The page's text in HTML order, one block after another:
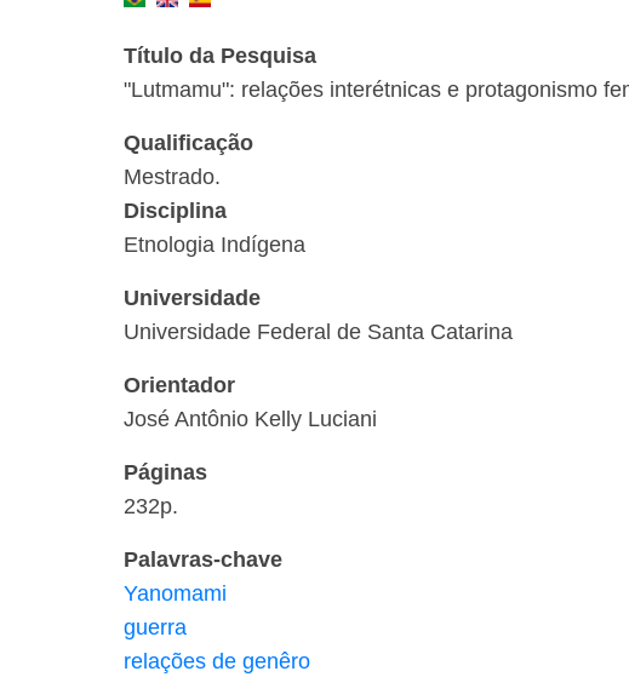
Título da Pesquisa
"Lutmamu": relações interétnicas e protagonismo
Qualificação
Mestrado.
Disciplina
Etnologia Indígena
Universidade
Universidade Federal de Santa Catarina
Orientador
José Antônio Kelly Luciani
Páginas
232p.
Palavras-chave
Yanomami
guerra
relações de genêro